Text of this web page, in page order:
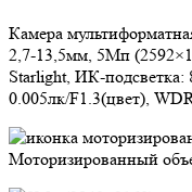
Камера
2,7-13,5мм, 5Mп
Starlight, ИК-подсветка:
0.005лк/F1.3(цвет),
Моторизированный